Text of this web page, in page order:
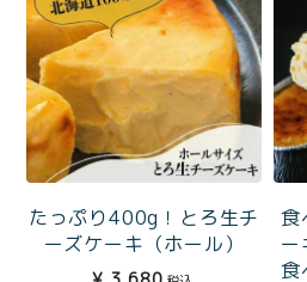
たっぷり400g！とろ生チ
ーズケーキ（ホール）
食
ー
食